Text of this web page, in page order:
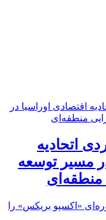
اتحادیه
مسیر توسعه
منطقه‌ای